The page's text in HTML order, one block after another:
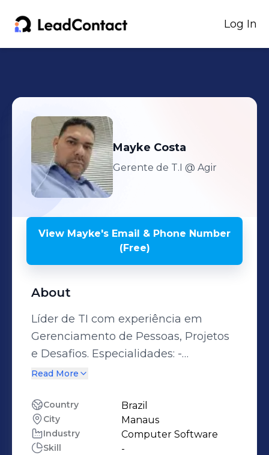
Log In
Mayke Costa
Gerente de T.I @ Agir
View Mayke's Email & Phone Number
(Free)
About
Líder de TI com experiência em
Gerenciamento de Pessoas, Projetos
e Desafios. Especialidades: -
Metodologias de Gestão de Projetos; -
projeto; - Análise de problemas /
necessidades empresariais; -
Treinamento / orientação; -
Read More
Country Brazil
City Manaus
Industry Computer Software
Skill -